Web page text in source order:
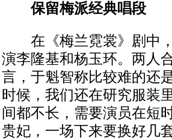
保留梅派经典唱段
在《梅兰霓裳》剧中，
演李隆基和杨玉环。两人
言，于魁智称比较难的还
时候，我们还在研究服装
间都不长，需要演员在短
贵妃，一场下来要换好几